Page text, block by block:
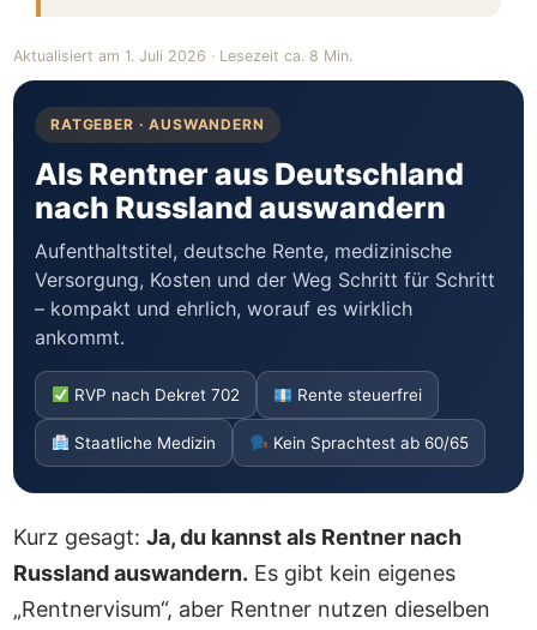
Aktualisiert am 1. Juli 2026 · Lesezeit ca. 8 Min.
RATGEBER · AUSWANDERN
Als Rentner aus Deutschland
nach Russland auswandern
Aufenthaltstitel, deutsche Rente, medizinische
Versorgung, Kosten und der Weg Schritt für Schritt
– kompakt und ehrlich, worauf es wirklich
ankommt.
RVP nach Dekret 702 Rente steuerfrei
Staatliche Medizin Kein Sprachtest ab 60/65
Kurz gesagt: Ja, du kannst als Rentner nach
Russland auswandern. Es gibt kein eigenes
„Rentnervisum“, aber Rentner nutzen dieselben